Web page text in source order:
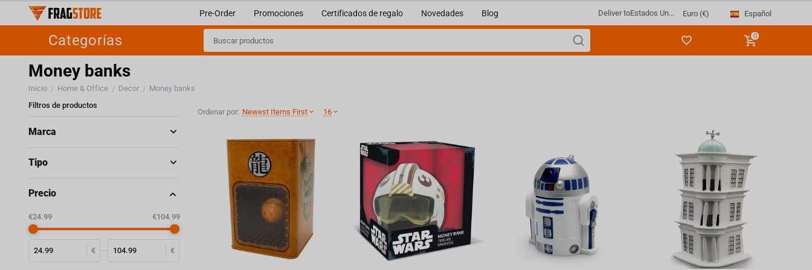
Pre-Order Promociones Certificados de regalo Novedades Blog Deliver toEstados Un... Euro (€) Español
Categorías 0
Money banks
Inicio / Home & Office / Decor / Money banks
Ordenar por: Newest Items First 16
Filtros de productos
Marca
Tipo
Precio
€ €
‎€24.99 ‎€104.99